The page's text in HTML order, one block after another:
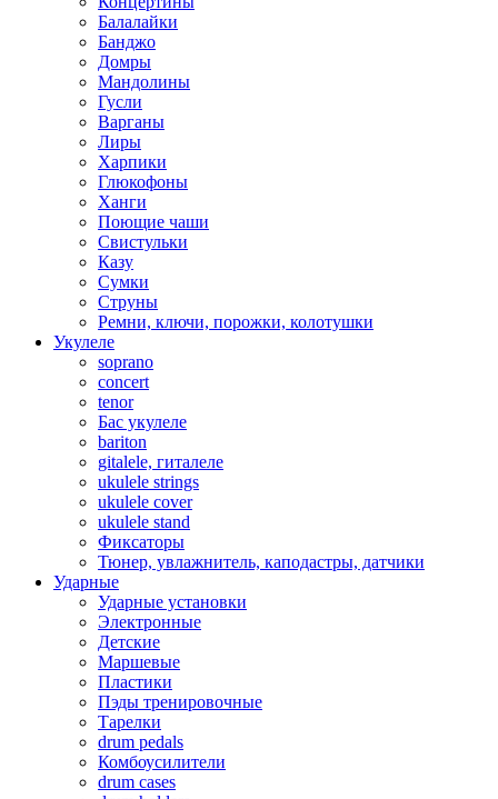
Балалайки
Банджо
Домры
Мандолины
Гусли
Варганы
Лиры
Харпики
Глюкофоны
Ханги
Поющие чаши
Свистульки
Казу
Сумки
Струны
Ремни, ключи, порожки, колотушки
Укулеле
soprano
concert
tenor
Бас укулеле
bariton
gitalele, гиталеле
ukulele strings
ukulele cover
ukulele stand
Фиксаторы
Тюнер, увлажнитель, каподастры, датчики
Ударные
Ударные установки
Электронные
Детские
Маршевые
Пластики
Пэды тренировочные
Тарелки
drum pedals
Комбоусилители
drum cases